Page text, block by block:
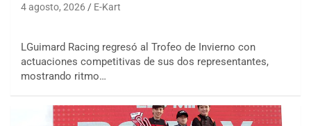
4 agosto, 2026 E-Kart
LGuimard Racing regresó al Trofeo de Invierno con
actuaciones competitivas de sus dos representantes,
mostrando ritmo…